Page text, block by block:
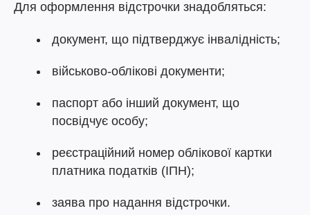
Для оформлення відстрочки знадобляться:
документ, що підтверджує інвалідність;
військово-облікові документи;
паспорт або інший документ, що
посвідчує особу;
реєстраційний номер облікової картки
платника податків (ІПН);
заява про надання відстрочки.